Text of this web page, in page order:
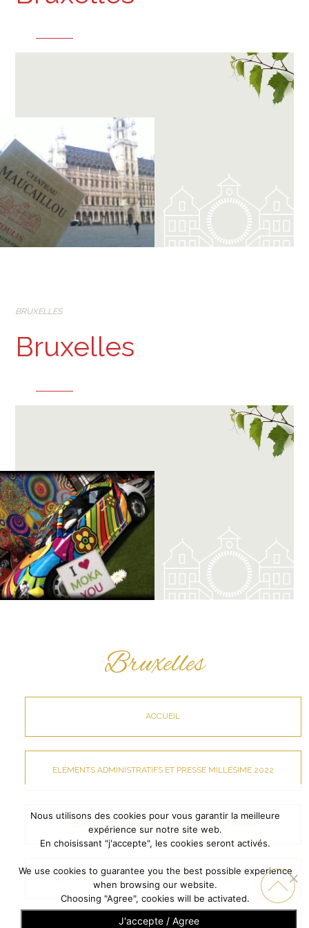
BRUXELLES
Bruxelles
Bruxelles
ACCUEIL
ELÉMENTS ADMINISTRATIFS ET PRESSE MILLÉSIME 2022
CONDITIONS GÉNÉRALES DE VENTE PROFORMA
ELÉMENTS ADMINISTRATIFS ET PRESSE MILLÉSIME 2023
Nous utilisons des cookies pour vous garantir la meilleure
expérience sur notre site web.
En choisissant "j'accepte", les cookies seront activés.
We use cookies to guarantee you the best possible experience
when browsing our website.
Choosing "Agree", cookies will be activated.
J'accepte / Agree